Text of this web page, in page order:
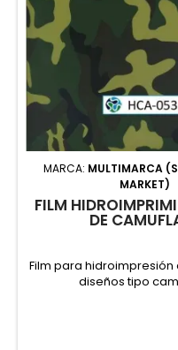
MARCA: MULTIMARCA
MARKET)
FILM
DE
Film para
diseños tipo